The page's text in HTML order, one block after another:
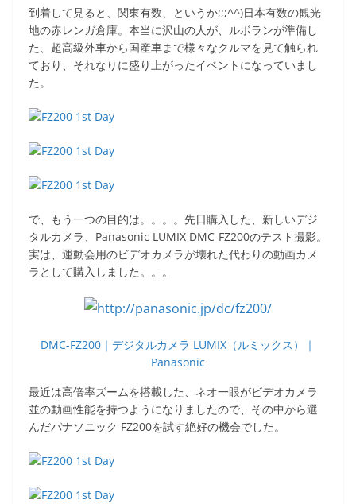
到着して見ると、関東有数、というか;;;^^)日本有数の観光
地の赤レンガ倉庫。本当に沢山の人が、ルボランが準備し
た、超高級外車から国産車まで様々なクルマを見て触られ
ており、それなりに盛り上がったイベントになっていまし
た。
で、もう一つの目的は。。。。先日購入した、新しいデジ
タルカメラ、Panasonic LUMIX DMC-FZ200のテスト撮影。
実は、運動会用のビデオカメラが壊れた代わりの動画カメ
ラとして購入しました。。。
DMC-FZ200｜デジタルカメラ LUMIX（ルミックス）｜
Panasonic
最近は高倍率ズームを搭載した、ネオ一眼がビデオカメラ
並の動画性能を持つようになりましたので、その中から選
んだパナソニック FZ200を試す絶好の機会でした。